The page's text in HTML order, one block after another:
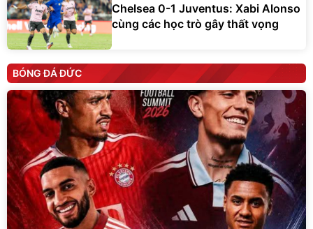
Chelsea 0-1 Juventus: Xabi Alonso
cùng các học trò gây thất vọng
BÓNG ĐÁ ĐỨC